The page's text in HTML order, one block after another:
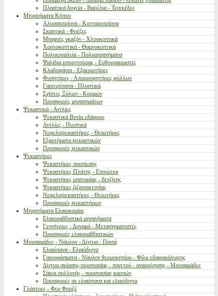
Πλαστικά δοχεία - Βαρέλια - Τενεκέδες
Μηχανήματα Κήπου
Αλυσσοπρίονα - Κονταροπρίονα
Σκαπτικά - Φρέζες
Μηχανές γκαζόν - Χλοοκοπτικά
Χορτοκοπτικά - Θαμνοκοπτικά
Πολυεργαλεία - Πολυμηχανήματα
Ψαλίδια μπορντούρας - Ευθυγραμμιστές
Κλαδοφάγοι - Εξαερωτήρες
Φυσητήρες - Απορροφητήρες φύλλων
Γαιοτρύπανα - Πλυστικά
Σχίστες Ξύλων - Κορμών
Προσφορές μηχανημάτων
Ψεκαστικά - Αντλίες
Ψεκαστικά Βυτία εδάφους
Αντλίες - Πιεστικά
Νεφελοψεκαστήρες - Θειωτήρες
Εξαρτήματα ψεκαστικών
Προσφορές ψεκαστικών
Ψεκαστήρες
Ψεκαστήρες προπίεσης
Ψεκαστήρες Πλάτης - Επινώτιοι
Ψεκαστήρες μπαταρίας - βενζίνης
Ψεκαστήρες ζιζανιοκτονίας
Νεφελοψεκαστήρες - Θειωτήρες
Προσφορές ψεκαστήρων
Μηχανήματα Ελαιοκομίας
Ελαιοραβδιστικά μηχανήματα
Γεννήτριες - Δυναμό - Μετασχηματιστές
Προσφορές ελαιοραβδιστικών
Μουσαμάδες - Νάυλον - Δίχτυα - Πανιά
Ελαιόπανα - Ελαιόδιχτα
Γαιουφάσματα - Νάυλον θερμοκηπίου - Φίλμ εδαφοκάλυψης
Δίχτυα σκίασης-προστασίας - παγετού - αναρρίχησης - Μουσαμάδες
Σάκοι συλλογής - προστασίας καρπών
Προσφορές σε ελαιόπανα και ελαιόδιχτα
Γλάστρες - Φερ Φορζέ